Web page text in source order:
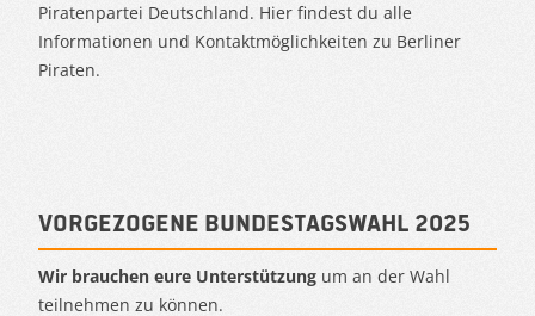
Piratenpartei Deutschland. Hier findest du alle
Informationen und Kontaktmöglichkeiten zu Berliner
Piraten.
Vorgezogene Bundestagswahl 2025
Wir brauchen eure Unterstützung um an der Wahl
teilnehmen zu können.